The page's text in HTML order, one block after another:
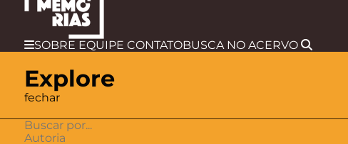
SOBRE EQUIPE CONTATOBUSCA NO ACERVO
Explore
fechar